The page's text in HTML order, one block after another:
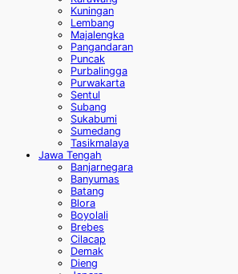
Kuningan
Lembang
Majalengka
Pangandaran
Puncak
Purbalingga
Purwakarta
Sentul
Subang
Sukabumi
Sumedang
Tasikmalaya
Jawa Tengah
Banjarnegara
Banyumas
Batang
Blora
Boyolali
Brebes
Cilacap
Demak
Dieng